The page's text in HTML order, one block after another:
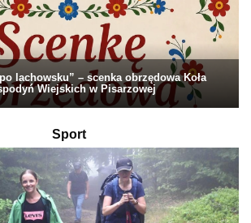
lachowsku” – scenka obrzędowa Koła
Wiejskich w Pisarzowej
Sport